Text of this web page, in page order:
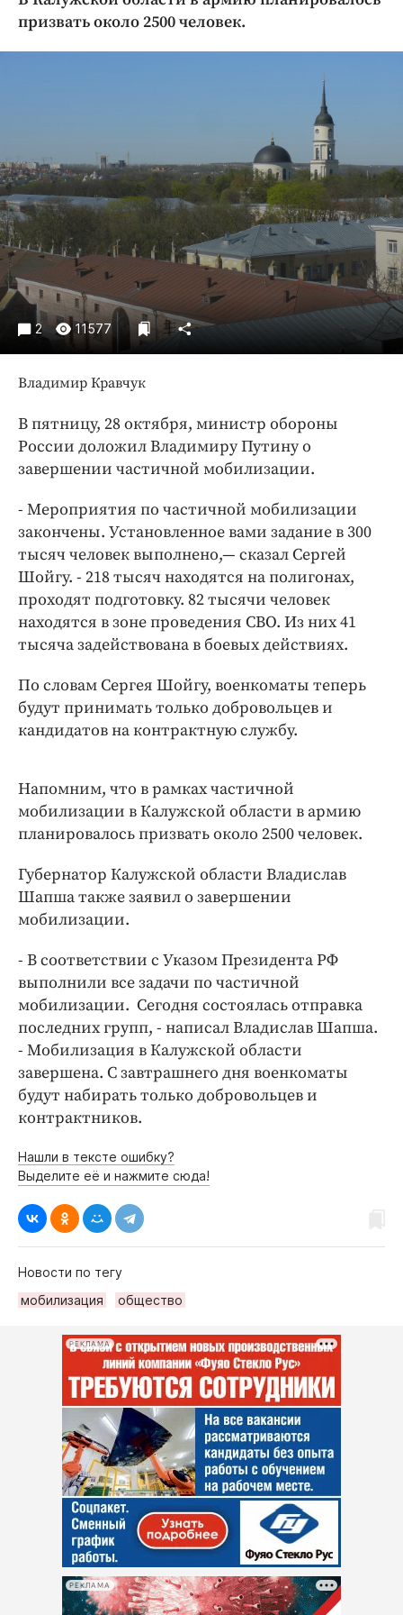
Криминал
Праздники
Происшествия
Спорт
Экономика и бизнес
ПРОЕКТЫ
Блоги
Издания
Медиаперсона
Клиника года
Бренд года
призвать около 2500 человек.
2 11577
Владимир Кравчук
В пятницу, 28 октября, министр обороны
России доложил Владимиру Путину о
завершении частичной мобилизации.
- Мероприятия по частичной мобилизации
закончены. Установленное вами задание в 300
тысяч человек выполнено,— сказал Сергей
Шойгу. - 218 тысяч находятся на полигонах,
проходят подготовку. 82 тысячи человек
находятся в зоне проведения СВО. Из них 41
тысяча задействована в боевых действиях.
По словам Сергея Шойгу, военкоматы теперь
будут принимать только добровольцев и
кандидатов на контрактную службу.
Напомним, что в рамках частичной
мобилизации в Калужской области в армию
планировалось призвать около 2500 человек.
Губернатор Калужской области Владислав
Шапша также заявил о завершении
мобилизации.
- В соответствии с Указом Президента РФ
выполнили все задачи по частичной
мобилизации. Сегодня состоялась отправка
последних групп, - написал Владислав Шапша.
- Мобилизация в Калужской области
завершена. С завтрашнего дня военкоматы
будут набирать только добровольцев и
контрактников.
Нашли в тексте ошибку?
Выделите её и нажмите сюда!
Новости по тегу
мобилизация
общество
РЕКЛАМА
РЕКЛАМА